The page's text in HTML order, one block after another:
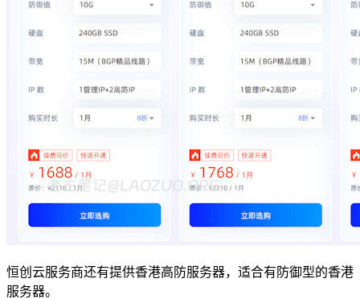
恒创云服务商还有提供香港高防服务器，适合有防御型的香港
服务器。